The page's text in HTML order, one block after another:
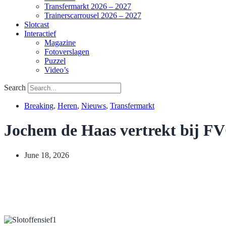
Transfermarkt 2026 – 2027
Trainerscarrousel 2026 – 2027
Slotcast
Interactief
Magazine
Fotoverslagen
Puzzel
Video’s
Search
Breaking, Heren, Nieuws, Transfermarkt
Jochem de Haas vertrekt bij
June 18, 2026